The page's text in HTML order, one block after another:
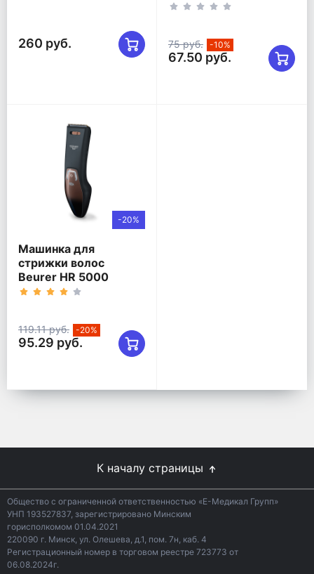
260 руб. 75 руб. -10%
67.50 руб.
-20%
Машинка для
стрижки волос
Beurer HR 5000
119.11 руб. -20%
95.29 руб.
К началу страницы
Общество с ограниченной ответственностью «Е-Медикал Групп»
УНП 193527837, зарегистрировано Минским
горисполкомом 01.04.2021
220090 г. Минск, ул. Олешева, д.1, пом. 7н, каб. 4
Регистрационный номер в торговом реестре 723773 от
06.08.2024г.